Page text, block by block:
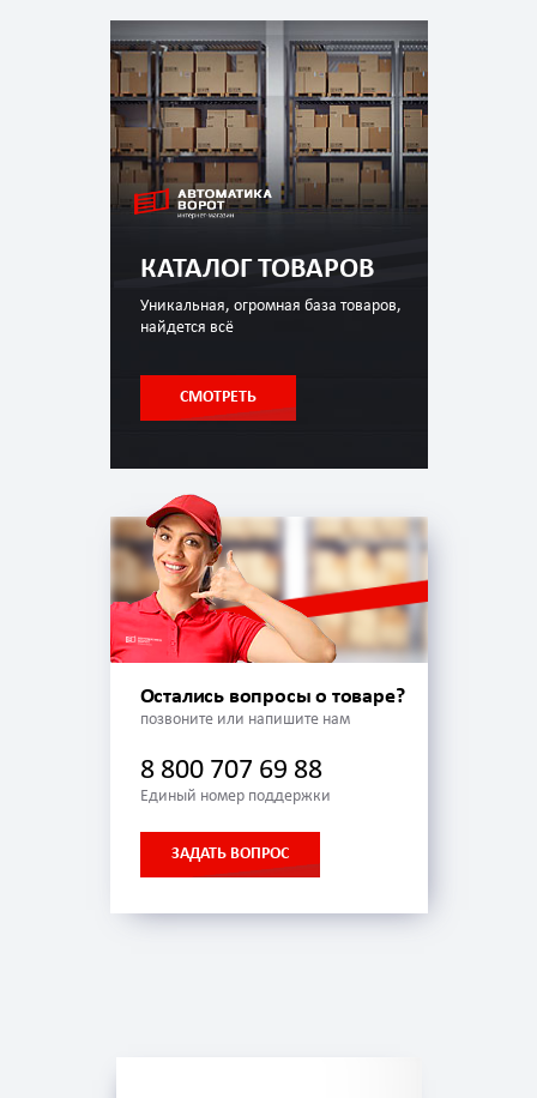
КАТАЛОГ ТОВАРОВ
Уникальная, огромная база товаров,
найдется всё
СМОТРЕТЬ
Остались вопросы о товаре?
позвоните или напишите нам
8 800 707 69 88
Единый номер поддержки
ЗАДАТЬ ВОПРОС